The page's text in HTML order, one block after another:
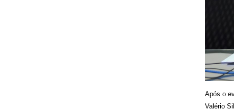
Após o
Valério